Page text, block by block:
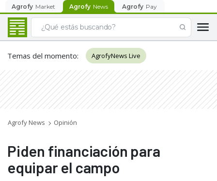
Agrofy Market Agrofy News Agrofy Pay
Temas del momento: AgrofyNews Live
Agrofy News Opinión
Piden financiación para
equipar el campo